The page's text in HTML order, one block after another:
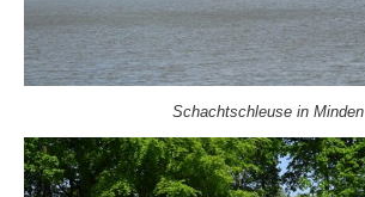
Schachtschleuse in Minden